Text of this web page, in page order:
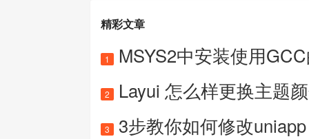
精彩文章
1 MSYS2中安装使用
2 Layui 怎么样更换主题
3 3步教你如何修改